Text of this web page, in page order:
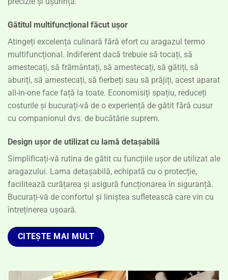
Gătitul multifuncțional făcut ușor
Atingeți excelența culinară fără efort cu aragazul termo
multifuncțional. Indiferent dacă trebuie să tocați, să
amestecați, să frământați, să amestecați, să gătiți, să
aburiți, să amestecați, să fierbeți sau să prăjiți, acest aparat
all-in-one face față la toate. Economisiți spațiu, reduceți
costurile și bucurați-vă de o experiență de gătit fără cusur
cu companionul dvs. de bucătărie suprem.
Design ușor de utilizat cu lamă detașabilă
Simplificați-vă rutina de gătit cu funcțiile ușor de utilizat ale
aragazului. Lama detașabilă, echipată cu o protecție,
facilitează curățarea și asigură funcționarea în siguranță.
Bucurați-vă de confortul și liniștea sufletească care vin cu
întreținerea ușoară.
CITEȘTE MAI MULT